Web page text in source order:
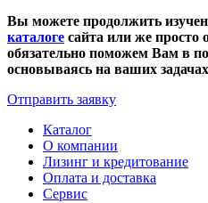
Вы можете продолжить
каталоге сайта или же просто
обязательно поможем Вам в
основываясь на ваших
Отправить заявку
Каталог
О компании
Лизинг и кредитование
Оплата и доставка
Сервис